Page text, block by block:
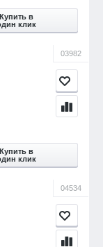
Купить в
клик
03982
Купить в
клик
04534